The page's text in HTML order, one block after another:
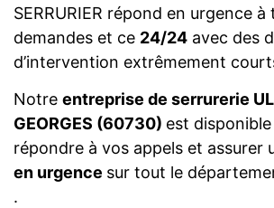
SERRURIER répond en urgence
demandes et ce 24/24 avec des
d’intervention extrêmement
Notre entreprise de serrurerie
GEORGES (60730) est
répondre à vos appels et assurer
en urgence sur tout le
.